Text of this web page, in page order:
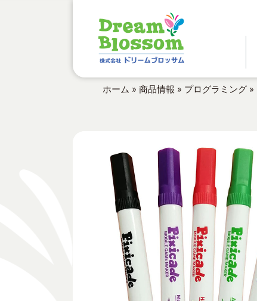
ホーム » 商品情報 » プログラミング »